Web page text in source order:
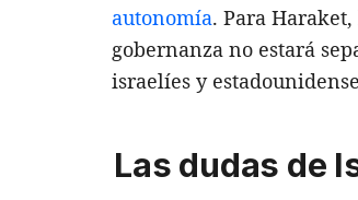
autonomía. Para Haraket,
gobernanza no estará
israelíes y
Las dudas de